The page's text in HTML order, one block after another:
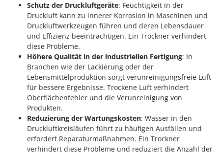
Zomax
Schutz der Druckluftgeräte: Feuchtigkeit in der
Druckluft kann zu innerer Korrosion in Maschinen und
Druckluftwerkzeugen führen und deren Lebensdauer
und Effizienz beeinträchtigen. Ein Trockner verhindert
diese Probleme.
Höhere Qualität in der industriellen Fertigung: In
Branchen wie der Lackierung oder der
Lebensmittelproduktion sorgt verunreinigungsfreie Luft
für bessere Ergebnisse. Trockene Luft verhindert
Oberflächenfehler und die Verunreinigung von
Produkten.
Reduzierung der Wartungskosten: Wasser in den
Druckluftkreisläufen führt zu häufigen Ausfällen und
erfordert Reparaturmaßnahmen. Ein Trockner
verhindert diese Probleme und reduziert die Anzahl der